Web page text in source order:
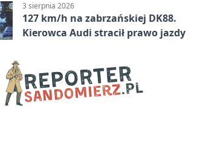
3 sierpnia 2026
127 km/h na zabrzańskiej DK88.
Kierowca Audi stracił prawo jazdy